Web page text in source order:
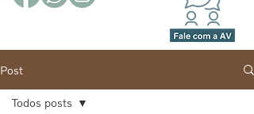
Post
Todos posts